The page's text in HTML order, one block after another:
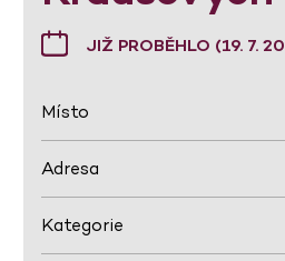
JIŽ PROBĚHLO (19. 7.
Místo
Adresa
Kategorie